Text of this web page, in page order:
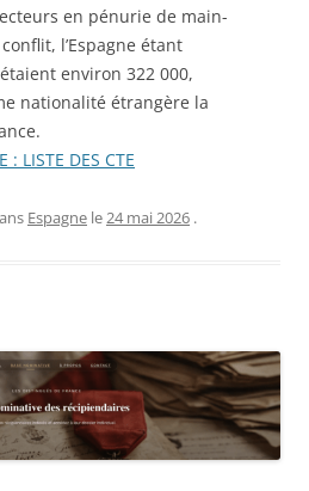
en pénurie de main-
l’Espagne étant
environ 322 000,
nationalité étrangère la
: LISTE DES CTE
Espagne le24 mai 2026 .